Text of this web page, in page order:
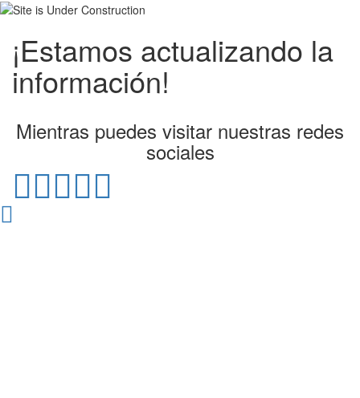
¡Estamos actualizando la
información!
Mientras puedes visitar nuestras redes
sociales